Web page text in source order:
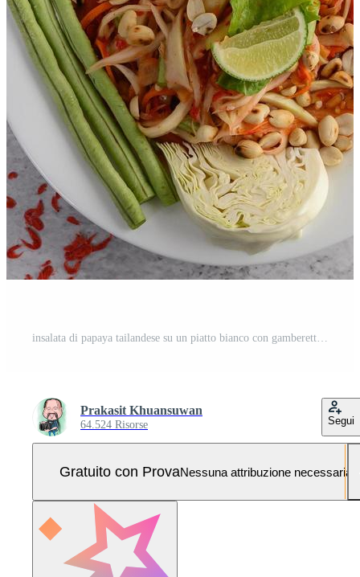
insalata di papaya tailandese su un piatto bianco con gamberetti secchi Foto Pro
Prakasit Khuansuwan
64.524 Risorse Segui
Gratuito con ProvaNessuna attribuzione necessaria